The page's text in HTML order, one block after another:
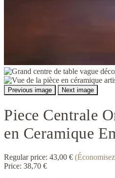
Previous image Next image
Piece Centrale
en Ceramique
Regular price: 43,00 €
Price: 38,70 €